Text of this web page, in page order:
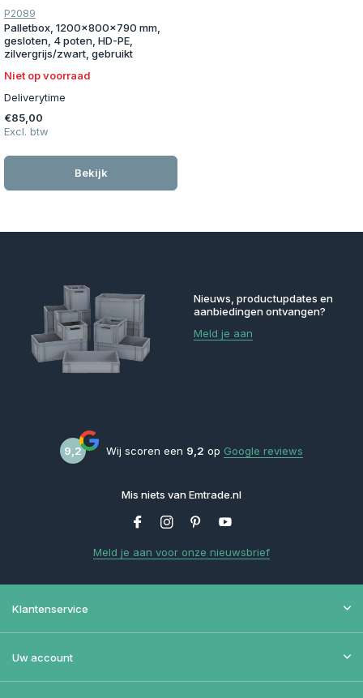
P2089
Palletbox, 1200x800x790 mm,
gesloten, 4 poten, HD-PE,
zilvergrijs/zwart, gebruikt
Niet op voorraad
Deliverytime
€85,00
Excl. btw
Bekijk
Nieuws, productupdates en
aanbiedingen ontvangen?
Meld je aan
9,2 Wij scoren een 9,2 op Google reviews
Mis niets van Emtrade.nl
Meld je aan voor onze nieuwsbrief
Klantenservice
Uw account